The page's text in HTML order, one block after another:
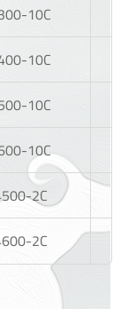
10C
10C
10C
10C
2C
2C